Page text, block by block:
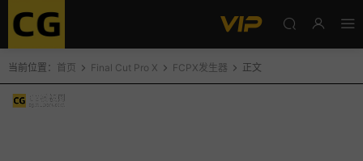
当前位置： 首页 Final Cut Pro X FCPX发生器 正文